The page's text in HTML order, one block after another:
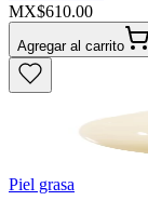
MX$610.00
Agregar al carrito
Piel grasa